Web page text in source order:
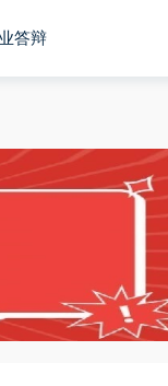
答辩